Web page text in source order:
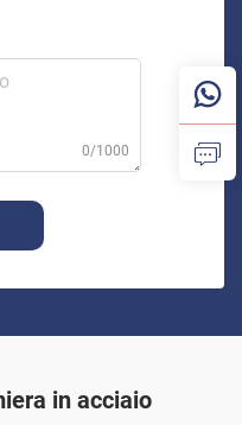
0/1000
in acciaio